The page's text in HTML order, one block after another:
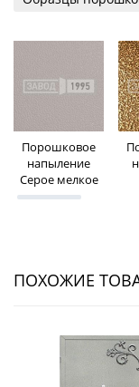
Порошковое
напыление
Серое мелкое
ПОХОЖИЕ